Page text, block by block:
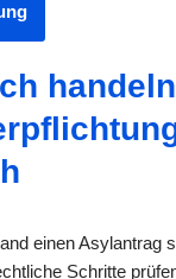
einen Asylantrag
Schritte